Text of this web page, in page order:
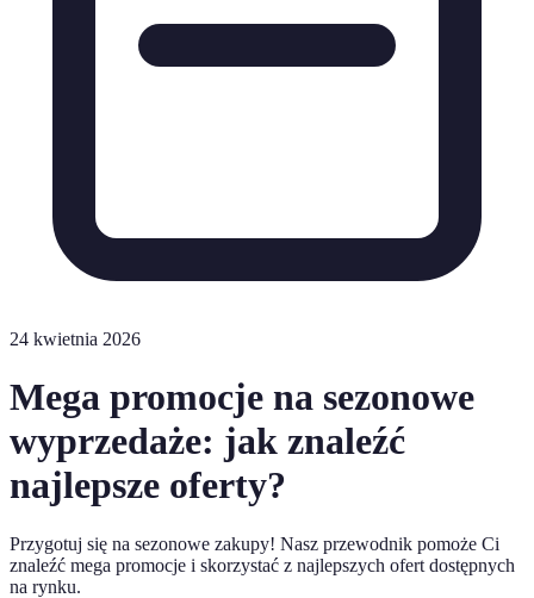
24 kwietnia 2026
Mega promocje na sezonowe
wyprzedaże: jak znaleźć
najlepsze oferty?
Przygotuj się na sezonowe zakupy! Nasz przewodnik pomoże Ci
znaleźć mega promocje i skorzystać z najlepszych ofert dostępnych
na rynku.